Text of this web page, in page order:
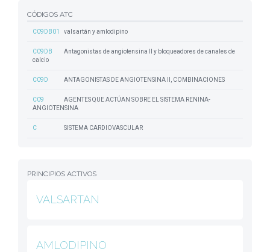
CÓDIGOS ATC
C09DB01 valsartán y amlodipino
C09DB
Antagonistas de angiotensina II y bloqueadores de canales de
calcio
C09D ANTAGONISTAS DE ANGIOTENSINA II, COMBINACIONES
C09
AGENTES QUE ACTÚAN SOBRE EL SISTEMA RENINA-
ANGIOTENSINA
C SISTEMA CARDIOVASCULAR
PRINCIPIOS ACTIVOS
VALSARTAN
AMLODIPINO